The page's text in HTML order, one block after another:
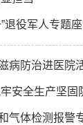
退役军人专题
病防治进医院
安全生产坚固
气体检测报警